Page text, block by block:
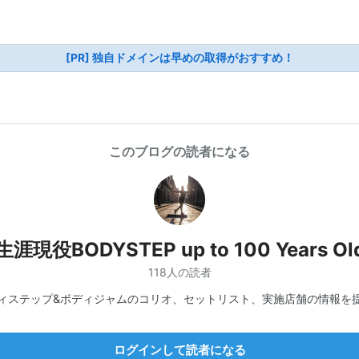
[PR] 独自ドメインは早めの取得がおすすめ！
このブログの読者になる
涯現役BODYSTEP up to 100 Years
118人の読者
ステップ&ボディジャムのコリオ、セットリスト、実施店舗の情報を
ログインして読者になる